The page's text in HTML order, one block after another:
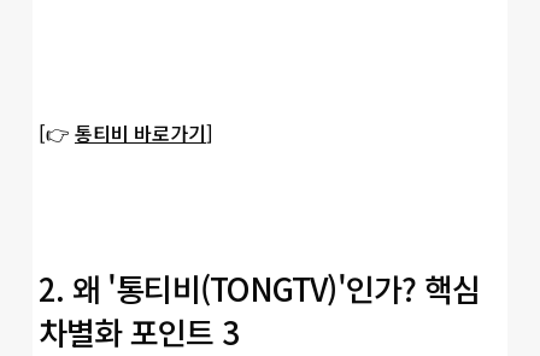
[👉 통티비 바로가기]
2. 왜 '통티비(TONGTV)'인가? 핵심
차별화 포인트 3